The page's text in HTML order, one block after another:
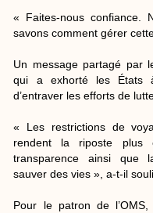
« Faites-nous confiance.
savons comment gérer
Un message partagé par
qui a exhorté les États
d’entraver les efforts de
« Les restrictions de
rendent la riposte plus
transparence ainsi que
sauver des vies », a-t-il
Pour le patron de